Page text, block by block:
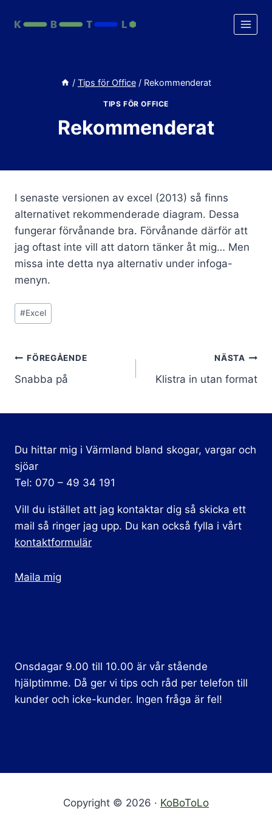
/ Tips för Office / Rekommenderat
TIPS FÖR OFFICE
Rekommenderat
I senaste versionen av excel (2013) så finns
alternativet rekommenderade diagram. Dessa
fungerar förvånande bra. Förvånande därför att
jag oftast inte vill att datorn tänker åt mig… Men
missa inte detta nya alternativ under infoga-
menyn.
Post
Tags:
#Excel
Inläggsnavigering
FÖREGÅENDE
Snabba på
NÄSTA
Klistra in utan format
Du hittar mig i Värmland bland skogar, vargar och
sjöar
Tel: 070 – 49 34 191
Vill du istället att jag kontaktar dig så skicka ett
mail så ringer jag upp. Du kan också fylla i vårt
kontaktformulär
Maila mig
Onsdagar 9.00 till 10.00 är vår stående
hjälptimme. Då ger vi tips och råd per telefon till
kunder och icke-kunder. Ingen fråga är fel!
Copyright © 2026 · KoBoToLo